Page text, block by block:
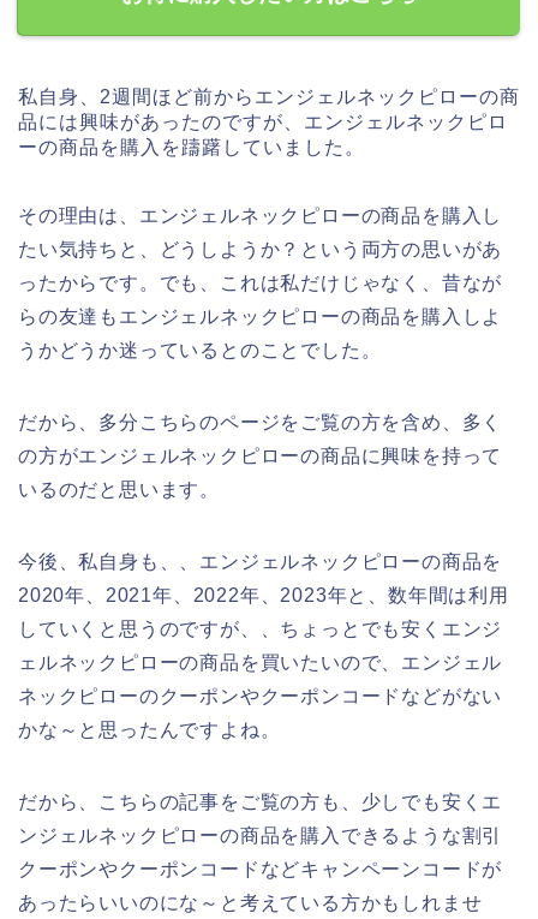
私自身、2週間ほど前からエンジェルネックピローの商
品には興味があったのですが、エンジェルネックピロ
ーの商品を購入を躊躇していました。
その理由は、エンジェルネックピローの商品を購入し
たい気持ちと、どうしようか？という両方の思いがあ
ったからです。でも、これは私だけじゃなく、昔なが
らの友達もエンジェルネックピローの商品を購入しよ
うかどうか迷っているとのことでした。
だから、多分こちらのページをご覧の方を含め、多く
の方がエンジェルネックピローの商品に興味を持って
いるのだと思います。
今後、私自身も、、エンジェルネックピローの商品を
2020年、2021年、2022年、2023年と、数年間は利用
していくと思うのですが、、ちょっとでも安くエンジ
ェルネックピローの商品を買いたいので、エンジェル
ネックピローのクーポンやクーポンコードなどがない
かな～と思ったんですよね。
だから、こちらの記事をご覧の方も、少しでも安くエ
ンジェルネックピローの商品を購入できるような割引
クーポンやクーポンコードなどキャンペーンコードが
あったらいいのにな～と考えている方かもしれませ